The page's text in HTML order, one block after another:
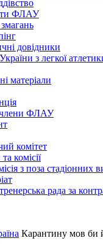
ФЛАУ
довідники
з легкої
матеріали
члени ФЛАУ
комітет
комісії
з поза стадіонних
рада за
Карантину мов би